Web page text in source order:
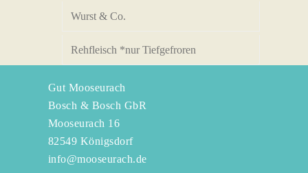
Wurst & Co.
Rehfleisch *nur Tiefgefroren
Gut Mooseurach
Bosch & Bosch GbR
Mooseurach 16
82549 Königsdorf
info@mooseurach.de